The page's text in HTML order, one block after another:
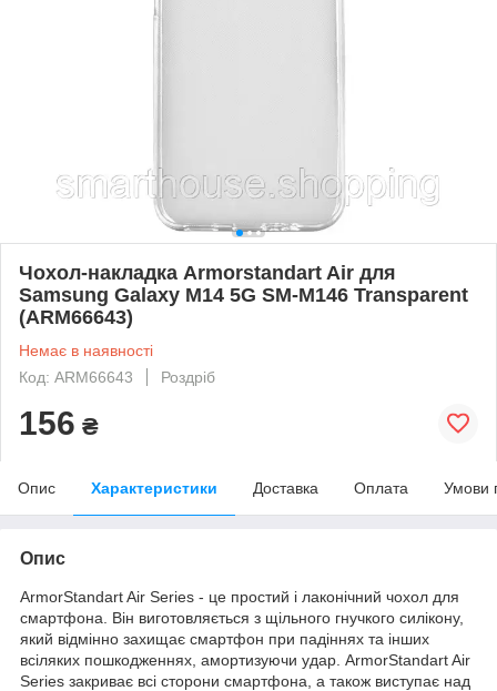
Чохол-накладка Armorstandart Air для
Samsung Galaxy M14 5G SM-M146 Transparent
(ARM66643)
Немає в наявності
Код: ARM66643
Роздріб
156 ₴
Опис Характеристики Доставка Оплата Умови
Опис
ArmorStandart Air Series - це простий і лаконічний чохол для
смартфона. Він виготовляється з щільного гнучкого силікону,
який відмінно захищає смартфон при падіннях та інших
всіляких пошкодженнях, амортизуючи удар. ArmorStandart Air
Series закриває всі сторони смартфона, а також виступає над